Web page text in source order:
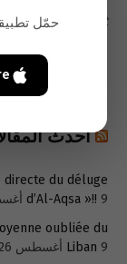
Dent
Neutralization
أحدث
directe du déluge
d’Al-Aqsa »!! 9 أغسطس 2026
oubliée du
Liban 9 أغسطس 2026
حمّل